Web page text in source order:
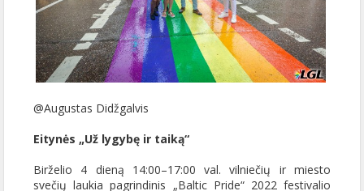
@Augustas Didžgalvis
Eitynės „Už lygybę ir taiką“
Birželio 4 dieną 14:00–17:00 val. vilniečių ir miesto
svečių laukia pagrindinis „Baltic Pride“ 2022 festivalio